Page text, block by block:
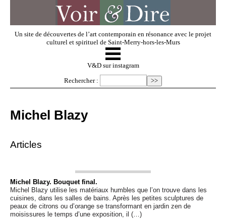
Un site de découvertes de l’art contemporain en résonance avec le projet
culturel et spirituel de Saint-Merry-hors-les-Murs
V & D
Dossiers
☰
V&D sur instagram
Rechercher :
Michel Blazy
Articles
Michel Blazy. Bouquet final.
Michel Blazy utilise les matériaux humbles que l’on trouve dans les
cuisines, dans les salles de bains. Après les petites sculptures de
peaux de citrons ou d’orange se transformant en jardin zen de
moisissures le temps d’une exposition, il (…)